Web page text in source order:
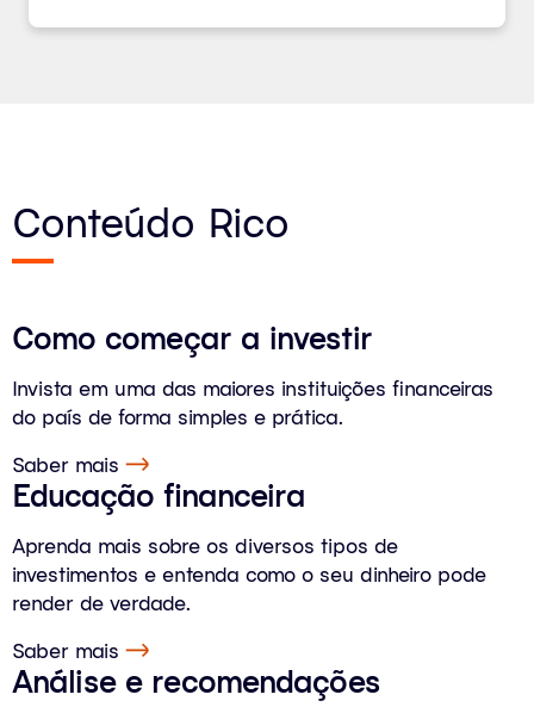
Conteúdo Rico
Como começar a investir
Invista em uma das maiores instituições financeiras
do país de forma simples e prática.
Saber mais
Educação financeira
Aprenda mais sobre os diversos tipos de
investimentos e entenda como o seu dinheiro pode
render de verdade.
Saber mais
Análise e recomendações